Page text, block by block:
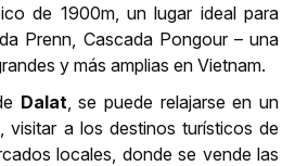
de 1900m, un lugar ideal para
Prenn, Cascada Pongour – una
y más amplias en Vietnam.
Dalat , se puede relajarse en un
visitar a los destinos turísticos de
locales, donde se vende las